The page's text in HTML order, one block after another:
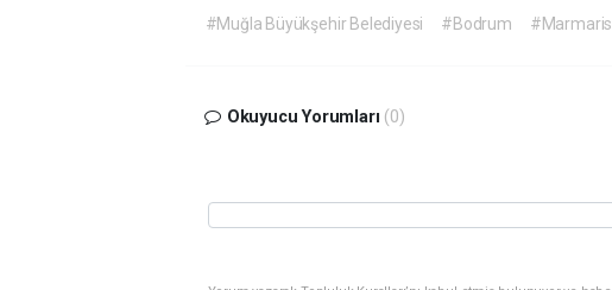
#Muğla Büyükşehir Belediyesi #Bodrum #Marmaris
Okuyucu Yorumları (0)